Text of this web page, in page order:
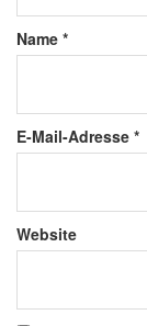
Name *
E-Mail-Adresse *
Website